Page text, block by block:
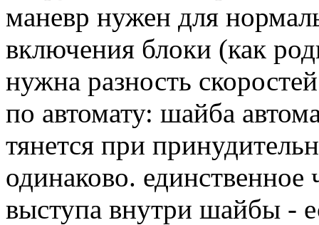
маневр нужен для
включения блоки (как
нужна разность
по автомату: шайба
тянется при
одинаково.
выступа внутри шайбы -